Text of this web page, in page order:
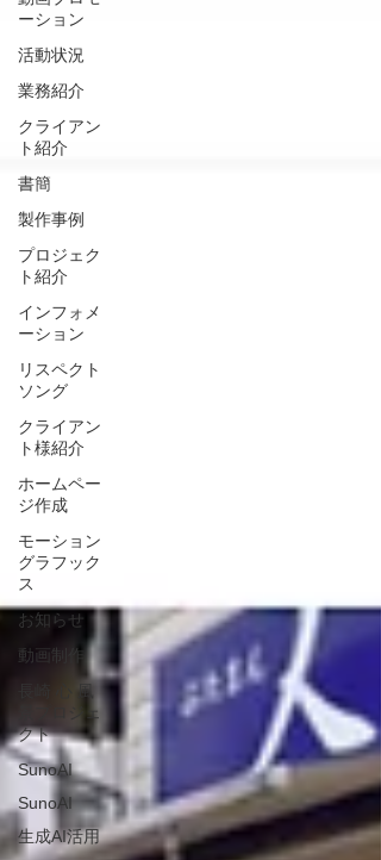
ーション
活動状況
業務紹介
クライアン
ト紹介
書簡
製作事例
プロジェク
ト紹介
インフォメ
ーション
リスペクト
ソング
クライアン
ト様紹介
ホームペー
ジ作成
モーション
グラフック
ス
お知らせ
動画制作
長崎 心 風
景プロジェ
クト
SunoAI
SunoAI
生成AI活用